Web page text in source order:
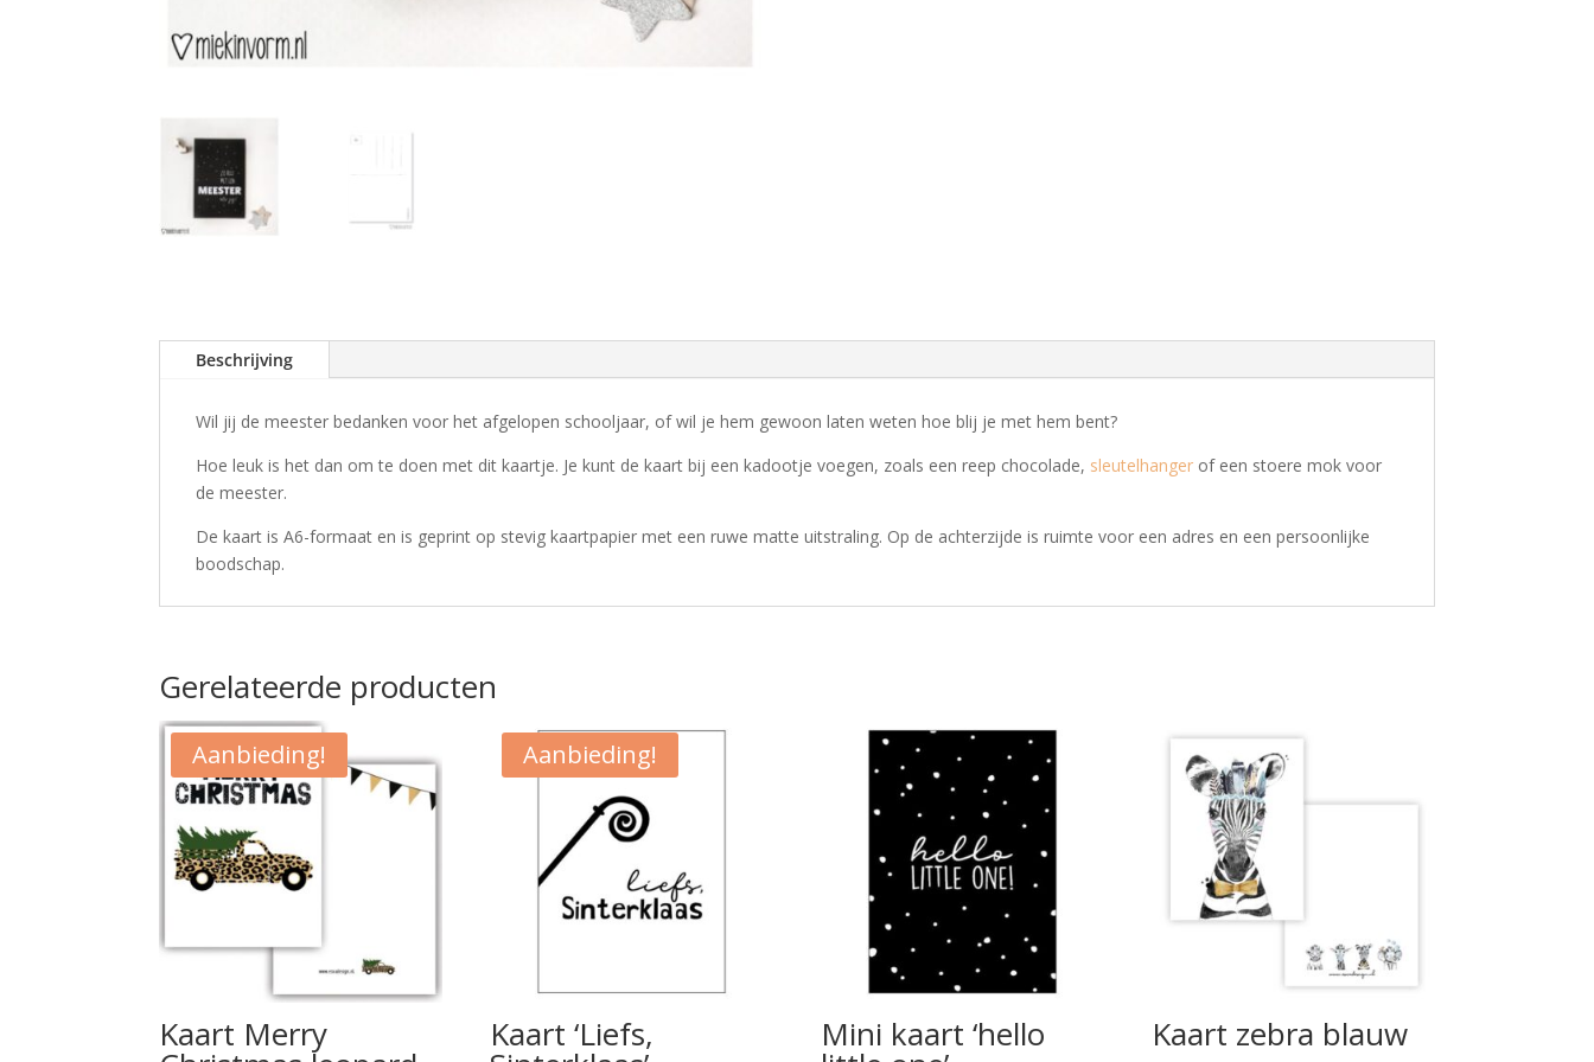
Beschrijving
Wil jij de meester bedanken voor het afgelopen schooljaar, of wil je hem gewoon laten weten hoe blij je met hem bent?
Hoe leuk is het dan om te doen met dit kaartje. Je kunt de kaart bij een kadootje voegen, zoals een reep chocolade, sleutelhanger of een stoere mok voor
de meester.
De kaart is A6-formaat en is geprint op stevig kaartpapier met een ruwe matte uitstraling. Op de achterzijde is ruimte voor een adres en een persoonlijke
boodschap.
Gerelateerde producten
Aanbieding!
Kaart Merry
Aanbieding!
Kaart ‘Liefs, Mini kaart ‘hello Kaart zebra blauw